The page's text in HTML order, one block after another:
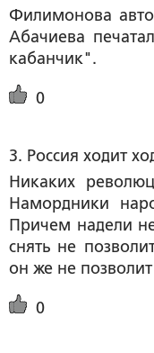
Филимонова
Абачиева
кабанчик".
0
3. Россия ходит
Никаких
Намордники
Причем надели
снять не
он же не
0